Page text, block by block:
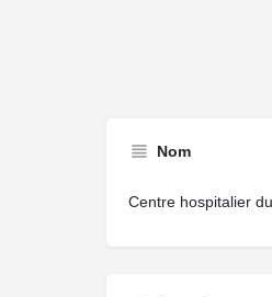
Nom
Centre hospitalier